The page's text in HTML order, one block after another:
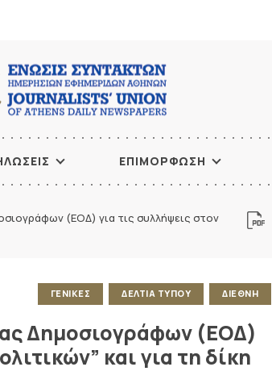
ΕΠΙΜΟΡΦΩΣΗ
(ΕΟΔ) για τις συλλήψεις στον
ΓΕΝΙΚΕΣ ΔΕΛΤΙΑ ΤΥΠΟΥ ΔΙΕΘΝΗ
Δημοσιογράφων (ΕΟΔ)
και για τη δίκη